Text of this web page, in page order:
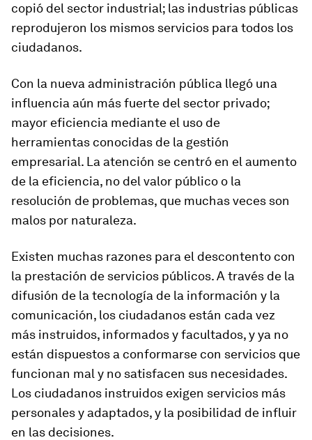
copió del sector industrial; las industrias públicas
reprodujeron los mismos servicios para todos los
ciudadanos.
Con la nueva administración pública llegó una
influencia aún más fuerte del sector privado;
mayor eficiencia mediante el uso de
herramientas conocidas de la gestión
empresarial. La atención se centró en el aumento
de la eficiencia, no del valor público o la
resolución de problemas, que muchas veces son
malos por naturaleza.
Existen muchas razones para el descontento con
la prestación de servicios públicos. A través de la
difusión de la tecnología de la información y la
comunicación, los ciudadanos están cada vez
más instruidos, informados y facultados, y ya no
están dispuestos a conformarse con servicios que
funcionan mal y no satisfacen sus necesidades.
Los ciudadanos instruidos exigen servicios más
personales y adaptados, y la posibilidad de influir
en las decisiones.